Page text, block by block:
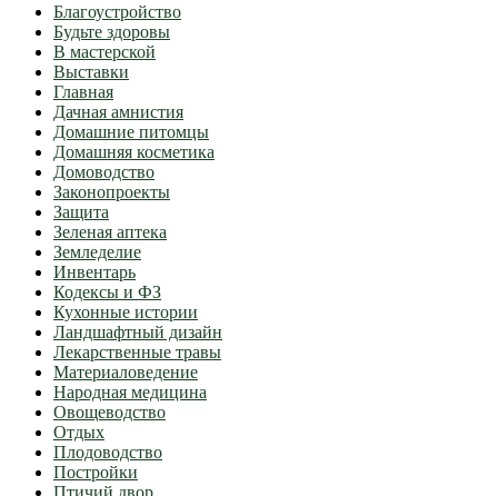
Благоустройство
Будьте здоровы
В мастерской
Выставки
Главная
Дачная амнистия
Домашние питомцы
Домашняя косметика
Домоводство
Законопроекты
Защита
Зеленая аптека
Земледелие
Инвентарь
Кодексы и ФЗ
Кухонные истории
Ландшафтный дизайн
Лекарственные травы
Материаловедение
Народная медицина
Овощеводство
Отдых
Плодоводство
Постройки
Птичий двор